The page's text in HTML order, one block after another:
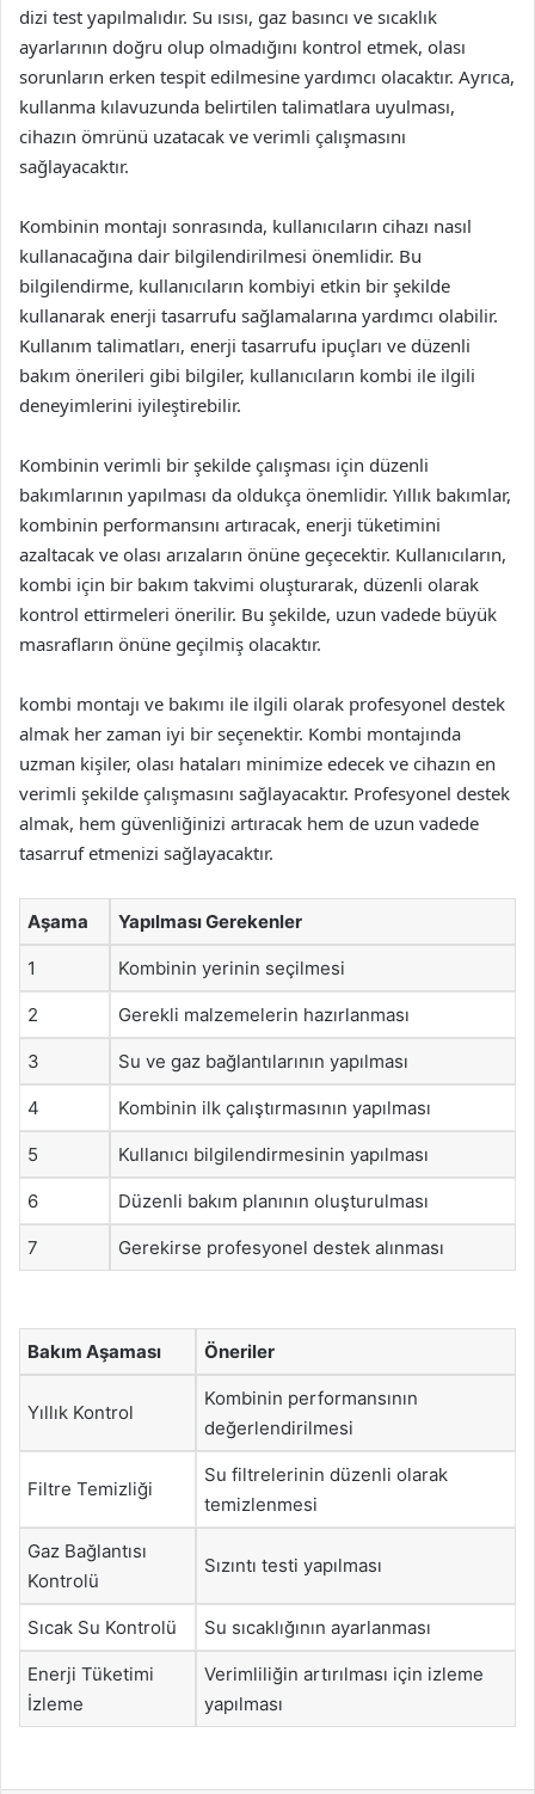
dizi test yapılmalıdır. Su ısısı, gaz basıncı ve sıcaklık
ayarlarının doğru olup olmadığını kontrol etmek, olası
sorunların erken tespit edilmesine yardımcı olacaktır. Ayrıca,
kullanma kılavuzunda belirtilen talimatlara uyulması,
cihazın ömrünü uzatacak ve verimli çalışmasını
sağlayacaktır.
Kombinin montajı sonrasında, kullanıcıların cihazı nasıl
kullanacağına dair bilgilendirilmesi önemlidir. Bu
bilgilendirme, kullanıcıların kombiyi etkin bir şekilde
kullanarak enerji tasarrufu sağlamalarına yardımcı olabilir.
Kullanım talimatları, enerji tasarrufu ipuçları ve düzenli
bakım önerileri gibi bilgiler, kullanıcıların kombi ile ilgili
deneyimlerini iyileştirebilir.
Kombinin verimli bir şekilde çalışması için düzenli
bakımlarının yapılması da oldukça önemlidir. Yıllık bakımlar,
kombinin performansını artıracak, enerji tüketimini
azaltacak ve olası arızaların önüne geçecektir. Kullanıcıların,
kombi için bir bakım takvimi oluşturarak, düzenli olarak
kontrol ettirmeleri önerilir. Bu şekilde, uzun vadede büyük
masrafların önüne geçilmiş olacaktır.
kombi montajı ve bakımı ile ilgili olarak profesyonel destek
almak her zaman iyi bir seçenektir. Kombi montajında
uzman kişiler, olası hataları minimize edecek ve cihazın en
verimli şekilde çalışmasını sağlayacaktır. Profesyonel destek
almak, hem güvenliğinizi artıracak hem de uzun vadede
tasarruf etmenizi sağlayacaktır.
Aşama Yapılması Gerekenler
1 Kombinin yerinin seçilmesi
2 Gerekli malzemelerin hazırlanması
3 Su ve gaz bağlantılarının yapılması
4 Kombinin ilk çalıştırmasının yapılması
5 Kullanıcı bilgilendirmesinin yapılması
6 Düzenli bakım planının oluşturulması
7 Gerekirse profesyonel destek alınması
Bakım Aşaması Öneriler
Yıllık Kontrol
Kombinin performansının
değerlendirilmesi
Filtre Temizliği
Su filtrelerinin düzenli olarak
temizlenmesi
Gaz Bağlantısı
Kontrolü
Sızıntı testi yapılması
Sıcak Su Kontrolü Su sıcaklığının ayarlanması
Enerji Tüketimi
İzleme
Verimliliğin artırılması için izleme
yapılması